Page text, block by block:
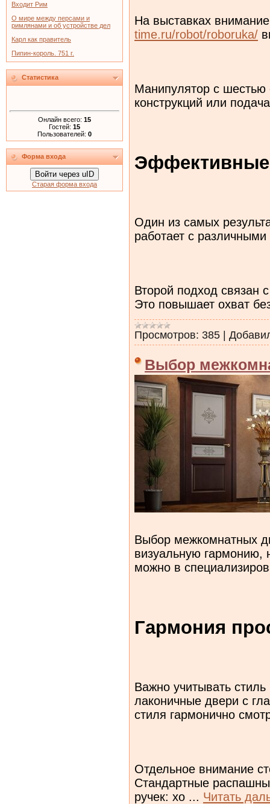
Входит Рим
О мире между персами и
римлянами и об устройстве дел
Карл как правитель
Пипин-король. 751 г.
Статистика
Онлайн всего: 15
Гостей: 15
Пользователей: 0
Форма входа
Войти через uID
Старая форма входа
На выставках
time.ru/robot/roboruka/
Манипулятор с шестью
конструкций или
Эффективные
Один из самых
работает с
Второй подход связан
Это повышает охват
Просмотров: 385 |
Выбор
Выбор межкомнатных
визуальную гармонию,
можно в
Гармония
Важно учитывать
лаконичные двери с
стиля гармонично
Отдельное внимание
Стандартные
ручек: хо ... Читать